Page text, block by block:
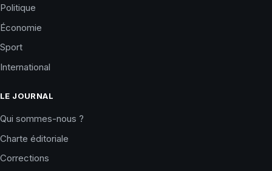
Politique
Économie
Sport
International
LE JOURNAL
Qui sommes-nous ?
Charte éditoriale
Corrections